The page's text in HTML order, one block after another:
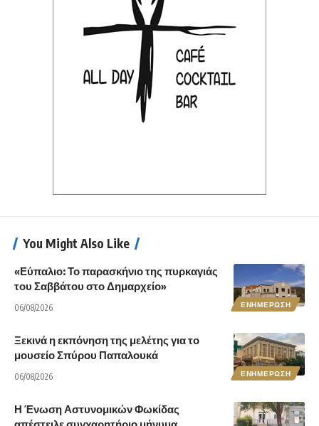
You Might Also Like
ΕΝΗΜΕΡΩΣΗ
«Εύπαλιο: Το παρασκήνιο της πυρκαγιάς
του Σαββάτου στο Δημαρχείο»
06/08/2026
ΕΝΗΜΕΡΩΣΗ
Ξεκινά η εκπόνηση της μελέτης για το
μουσείο Σπύρου Παπαλουκά
06/08/2026
Η Ένωση Αστυνομικών Φωκίδας